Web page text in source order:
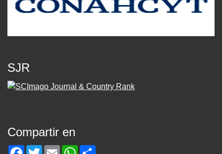
SJR
Compartir en
Facebook
TwitterEmailWhatsApp